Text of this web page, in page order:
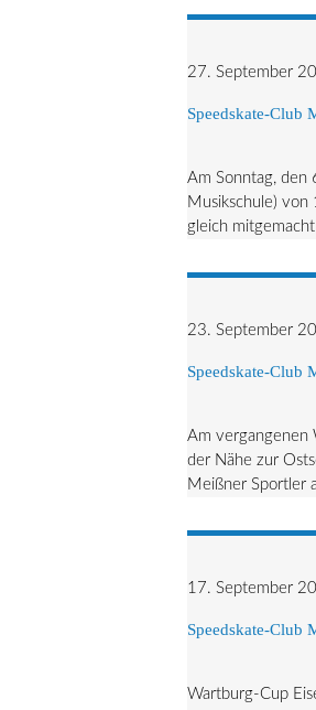
27. September
Speedskate-Club
Am Sonntag, den
Musikschule)
gleich
23. September
Speedskate-Club
Am vergangenen
der Nähe zur
Meißner Sportler
17. September
Speedskate-Club
Wartburg-Cup